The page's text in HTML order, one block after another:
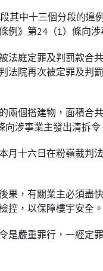
其中十三個分段的違
例》第24（1）條向
法庭定罪及判罰款合
法院再次被定罪及判
兩個搭建物，面積合
涉事業主發出清拆令
十六日在粉嶺裁判
果，有關業主必須盡
，以保障樓宇安全。
是嚴重罪行，一經定